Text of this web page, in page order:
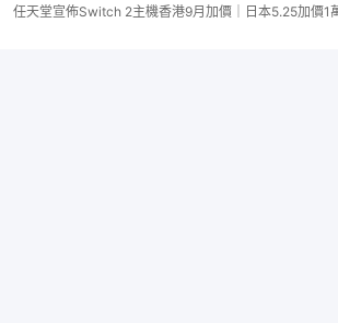
任天堂宣佈Switch 2主機香港9月加價｜日本5.25加價1